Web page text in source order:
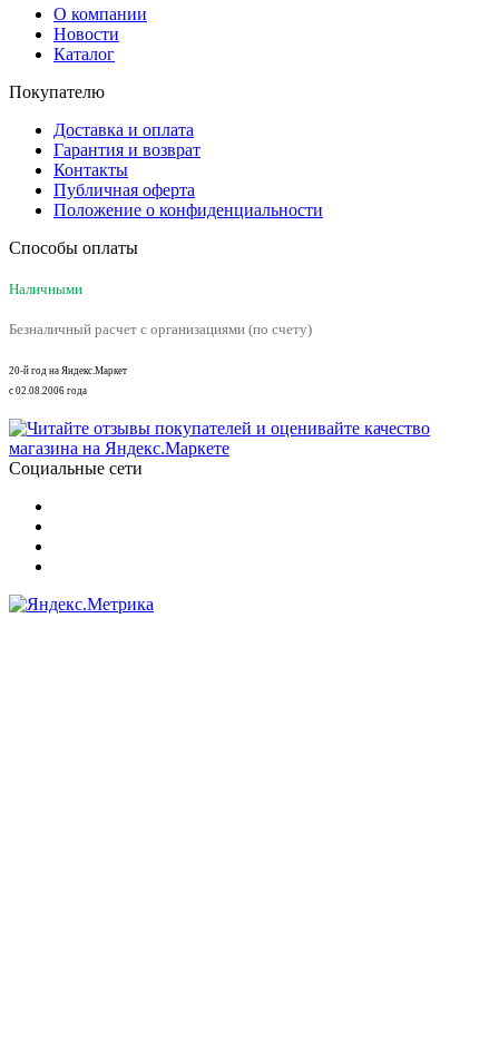
О компании
Новости
Каталог
Покупателю
Доставка и оплата
Гарантия и возврат
Контакты
Публичная оферта
Положение о конфиденциальности
Способы оплаты
Наличными
Безналичный расчет с организациями (по счету)
20-й год на Яндекс.Маркет
с 02.08.2006 года
Социальные сети